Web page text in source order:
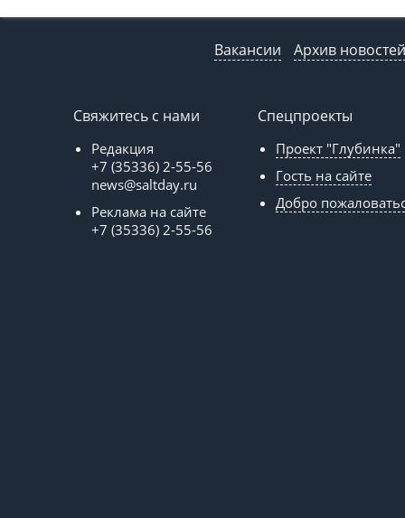
Вакансии Архив новостей
Свяжитесь с нами
Редакция
+7 (35336) 2-55-56
news@saltday.ru
Реклама на сайте
+7 (35336) 2-55-56
Спецпроекты
Проект "Глубинка"
Гость на сайте
Добро